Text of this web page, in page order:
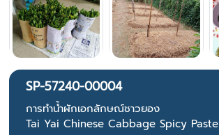
SP-57240-00004
การทำน้ำผักเอกลักษณ์ชาวยอง
Tai Yai Chinese Cabbage Spicy Paste